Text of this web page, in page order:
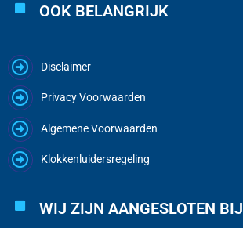
OOK BELANGRIJK
Disclaimer
Privacy Voorwaarden
Algemene Voorwaarden
Klokkenluidersregeling
WIJ ZIJN AANGESLOTEN BIJ